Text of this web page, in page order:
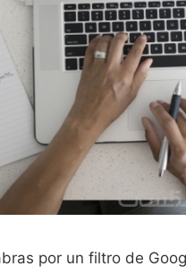
por un filtro de